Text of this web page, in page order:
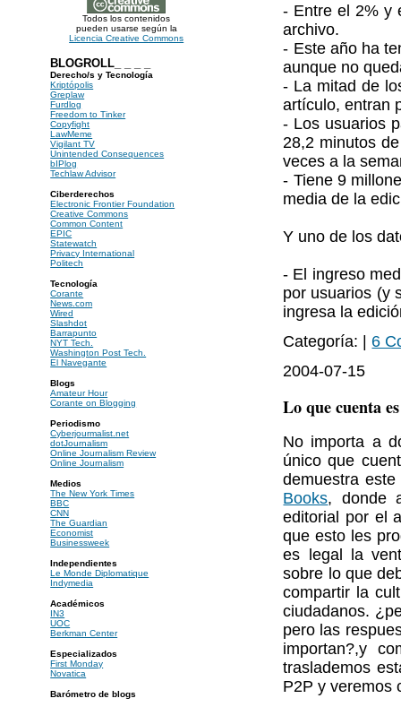
Todos los contenidos
pueden usarse según la
Licencia Creative Commons
BLOGROLL_ _ _ _
Derecho/s y Tecnología
Kriptópolis
Greplaw
Furdlog
Freedom to Tinker
Copyfight
LawMeme
Vigilant TV
Unintended Consequences
bIPlog
Techlaw Advisor
Ciberderechos
Electronic Frontier Foundation
Creative Commons
Common Content
EPIC
Statewatch
Privacy International
Politech
Tecnología
Corante
News.com
Wired
Slashdot
Barrapunto
NYT Tech.
Washington Post Tech.
El Navegante
Blogs
Amateur Hour
Corante on Blogging
Periodismo
Cyberjourmalist.net
dotJournalism
Online Journalism Review
Online Journalism
Medios
The New York Times
BBC
CNN
The Guardian
Economist
Businessweek
Independientes
Le Monde Diplomatique
Indymedia
Académicos
IN3
UOC
Berkman Center
Especializados
First Monday
Novatica
Barómetro de blogs
- Entre el 2% y
archivo.
- Este año ha
aunque no
- La mitad de
artículo, entran
- Los usuarios
28,2 minutos
veces a la
- Tiene 9
media de la
Y uno de los
- El ingreso
por usuarios (y
ingresa la
Categoría: | 6
2004-07-15
Lo que cuenta
No importa a
único que
demuestra
Books, donde
editorial por el
que esto les
es legal la
sobre lo que
compartir la
ciudadanos.
pero las
importan?,y
traslademos
P2P y veremos